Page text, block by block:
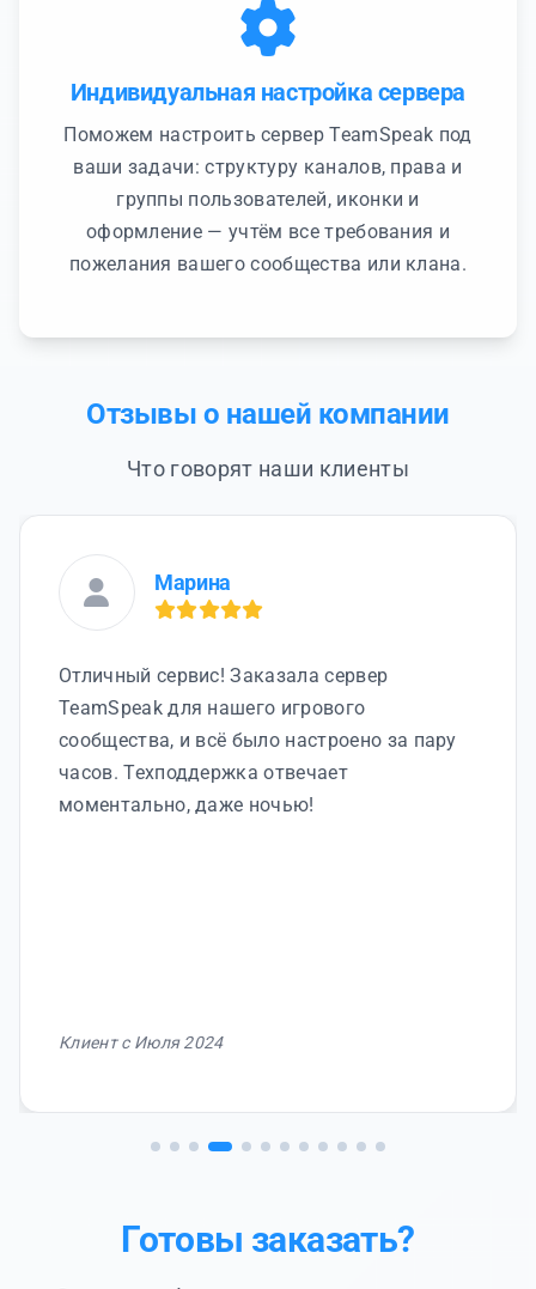
Индивидуальная настройка сервера
Поможем настроить сервер TeamSpeak под
ваши задачи: структуру каналов, права и
группы пользователей, иконки и
оформление — учтём все требования и
пожелания вашего сообщества или клана.
Отзывы о нашей компании
Что говорят наши клиенты
Марина
Отличный сервис! Заказала сервер
TeamSpeak для нашего игрового
сообщества, и всё было настроено за пару
часов. Техподдержка отвечает
моментально, даже ночью!
Клиент с Июля 2024
Готовы заказать?